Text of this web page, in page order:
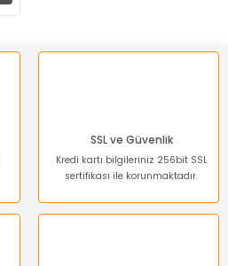
SSL ve Güvenlik
Kredi kartı bilgileriniz 256bit SSL
sertifikası ile korunmaktadır.